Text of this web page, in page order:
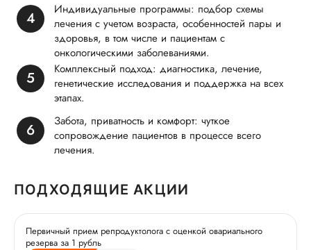
Индивидуальные программы: подбор схемы
лечения с учетом возраста, особенностей пары и
здоровья, в том числе и пациентам с
онкологическими заболеваниями.
Комплексный подход: диагностика, лечение,
генетические исследования и поддержка на всех
этапах.
Забота, приватность и комфорт: чуткое
сопровождение пациентов в процессе всего
лечения.
ПОДХОДЯЩИЕ АКЦИИ
Первичный прием репродуктолога с оценкой овариального
резерва за 1 рубль